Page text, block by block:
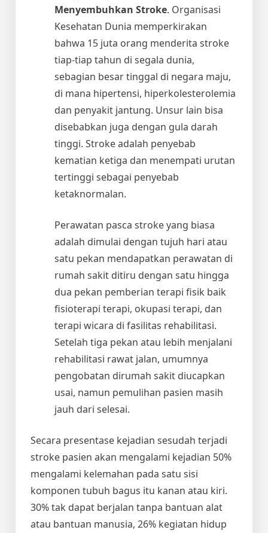
Menyembuhkan Stroke. Organisasi
Kesehatan Dunia memperkirakan
bahwa 15 juta orang menderita stroke
tiap-tiap tahun di segala dunia,
sebagian besar tinggal di negara maju,
di mana hipertensi, hiperkolesterolemia
dan penyakit jantung. Unsur lain bisa
disebabkan juga dengan gula darah
tinggi. Stroke adalah penyebab
kematian ketiga dan menempati urutan
tertinggi sebagai penyebab
ketaknormalan.
Perawatan pasca stroke yang biasa
adalah dimulai dengan tujuh hari atau
satu pekan mendapatkan perawatan di
rumah sakit ditiru dengan satu hingga
dua pekan pemberian terapi fisik baik
fisioterapi terapi, okupasi terapi, dan
terapi wicara di fasilitas rehabilitasi.
Setelah tiga pekan atau lebih menjalani
rehabilitasi rawat jalan, umumnya
pengobatan dirumah sakit diucapkan
usai, namun pemulihan pasien masih
jauh dari selesai.
Secara presentase kejadian sesudah terjadi
stroke pasien akan mengalami kejadian 50%
mengalami kelemahan pada satu sisi
komponen tubuh bagus itu kanan atau kiri.
30% tak dapat berjalan tanpa bantuan alat
atau bantuan manusia, 26% kegiatan hidup